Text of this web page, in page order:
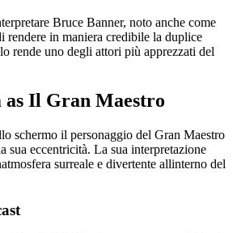
Bruce Banner, noto anche come
rendere in maniera credibile la duplice
rende uno degli attori più apprezzati del
Il Gran Maestro
schermo il personaggio del Gran Maestro
sua eccentricità. La sua interpretazione
surreale e divertente allinterno del